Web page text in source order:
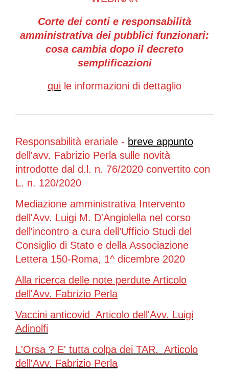
Corte dei conti e responsabilità
amministrativa dei pubblici funzionari:
cosa cambia dopo il decreto
semplificazioni
qui le informazioni di dettaglio
Responsabilità erariale - breve appunto
dell'avv. Fabrizio Perla sulle novità
introdotte dal d.l. n. 76/2020 convertito con
L. n. 120/2020
Mediazione amministrativa Intervento
dell'Avv. Luigi M. D'Angiolella nel corso
dell'incontro a cura dell’Ufficio Studi del
Consiglio di Stato e della Associazione
Lettera 150-Roma, 1^ dicembre 2020
Alla ricerca delle note perdute Articolo
dell'Avv. Fabrizio Perla
Vaccini anticovid Articolo dell'Avv. Luigi
Adinolfi
L'Orsa ? E' tutta colpa dei TAR. Articolo
dell'Avv. Fabrizio Perla